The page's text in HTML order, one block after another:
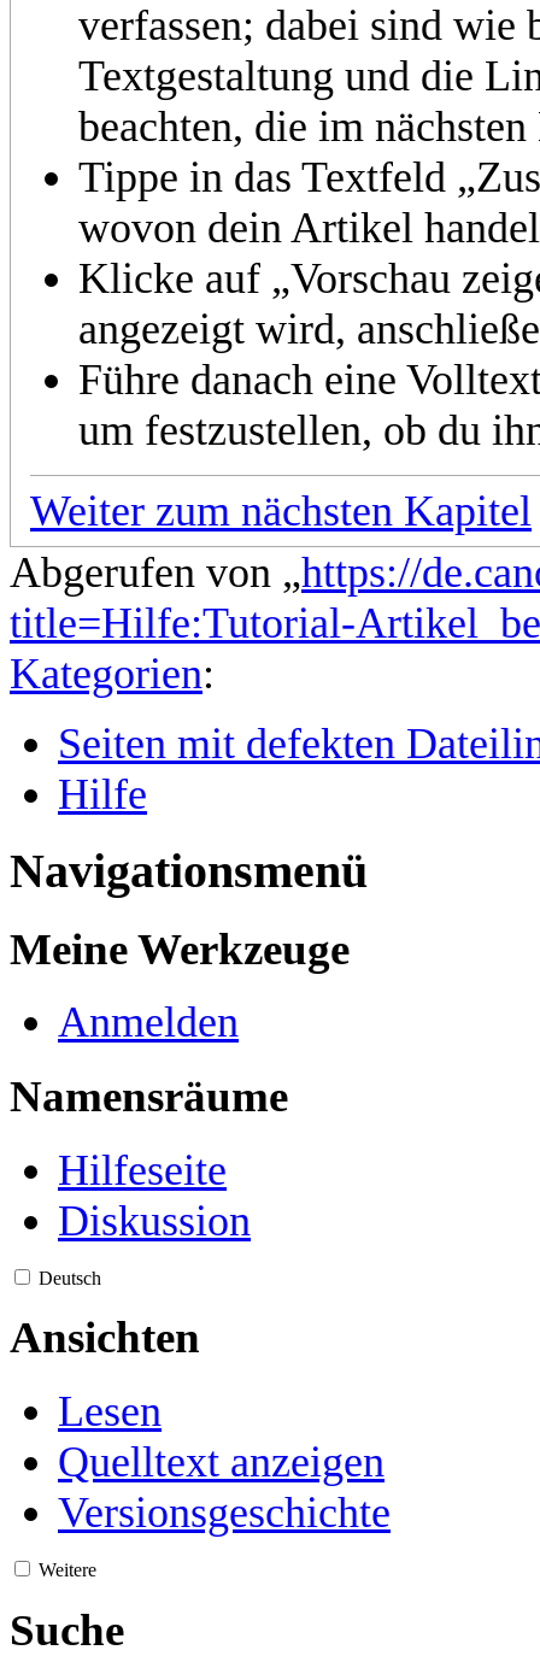
verfassen; dabei sind
Textgestaltung und die
beachten, die im
Tippe in das Textfeld
wovon dein Artikel
Klicke auf „Vorschau
angezeigt wird,
Führe danach eine
um festzustellen, ob du
Weiter zum nächsten Kapitel
Abgerufen von „https://
title=Hilfe:Tutorial-
Kategorien:
Seiten mit defekten
Hilfe
Navigationsmenü
Meine Werkzeuge
Anmelden
Namensräume
Hilfeseite
Diskussion
Deutsch
Ansichten
Lesen
Quelltext anzeigen
Versionsgeschichte
Weitere
Suche